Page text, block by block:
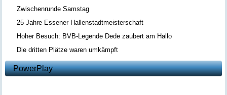
Zwischenrunde Samstag
25 Jahre Essener Hallenstadtmeisterschaft
Hoher Besuch: BVB-Legende Dede zaubert am Hallo
Die dritten Plätze waren umkämpft
PowerPlay